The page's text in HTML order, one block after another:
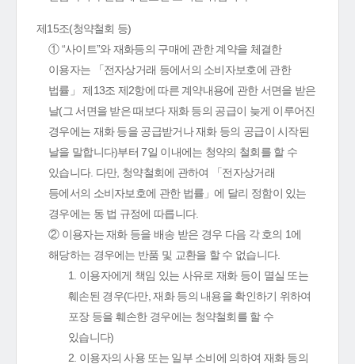
제15조(청약철회 등)
① “사이트”와 재화등의 구매에 관한 계약을 체결한
이용자는 「전자상거래 등에서의 소비자보호에 관한
법률」 제13조 제2항에 따른 계약내용에 관한 서면을 받은
날(그 서면을 받은 때보다 재화 등의 공급이 늦게 이루어진
경우에는 재화 등을 공급받거나 재화 등의 공급이 시작된
날을 말합니다)부터 7일 이내에는 청약의 철회를 할 수
있습니다. 다만, 청약철회에 관하여 「전자상거래
등에서의 소비자보호에 관한 법률」에 달리 정함이 있는
경우에는 동 법 규정에 따릅니다.
② 이용자는 재화 등을 배송 받은 경우 다음 각 호의 1에
해당하는 경우에는 반품 및 교환을 할 수 없습니다.
1. 이용자에게 책임 있는 사유로 재화 등이 멸실 또는
훼손된 경우(다만, 재화 등의 내용을 확인하기 위하여
포장 등을 훼손한 경우에는 청약철회를 할 수
있습니다)
2. 이용자의 사용 또는 일부 소비에 의하여 재화 등의